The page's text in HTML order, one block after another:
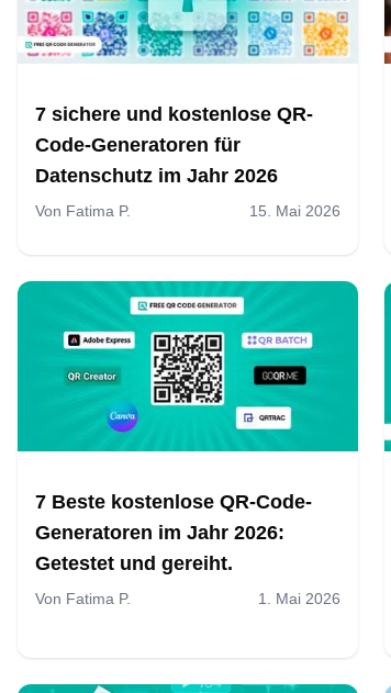
7 sichere und kostenlose QR-
Code-Generatoren für
Datenschutz im Jahr 2026
Von Fatima P. 15. Mai 2026
7 Beste kostenlose QR-Code-
Generatoren im Jahr 2026:
Getestet und gereiht.
Von Fatima P. 1. Mai 2026